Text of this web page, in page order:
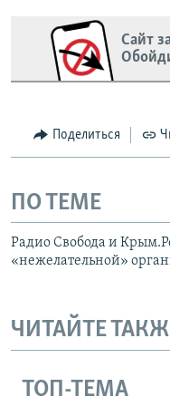
Сайт
Поделиться
ПО ТЕМЕ
Радио Свобода и
«нежелательной»
ЧИТАЙТЕ
ТОП-ТЕМА